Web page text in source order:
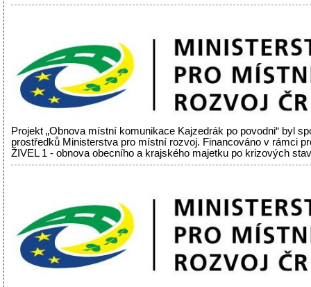
Projekt „Obnova místní komunikace Kajzedrák po povodni“ byl
prostředků Ministerstva pro místní rozvoj. Financováno v rámci
ŽIVEL 1 - obnova obecního a krajského majetku po krizových